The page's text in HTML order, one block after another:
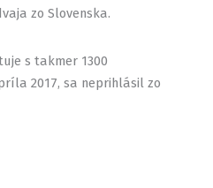
zo Slovenska.
s takmer 1300
2017, sa neprihlásil zo